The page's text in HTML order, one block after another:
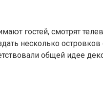
гостей, смотрят
несколько
общей идее